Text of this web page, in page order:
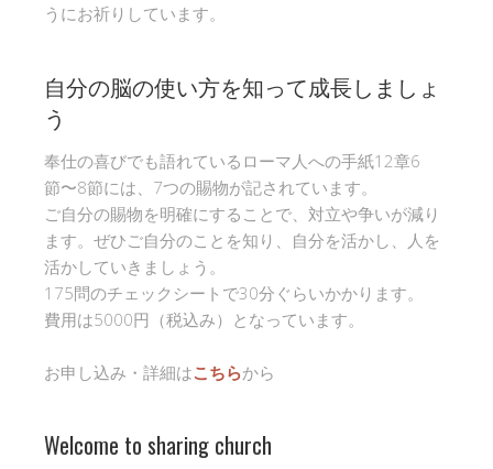
うにお祈りしています。
自分の脳の使い方を知って成長しましょ
う
奉仕の喜びでも語れているローマ人への手紙12章6
節〜8節には、7つの賜物が記されています。
ご自分の賜物を明確にすることで、対立や争いが減り
ます。ぜひご自分のことを知り、自分を活かし、人を
活かしていきましょう。
175問のチェックシートで30分ぐらいかかります。
費用は5000円（税込み）となっています。
お申し込み・詳細はこちらから
Welcome to sharing church